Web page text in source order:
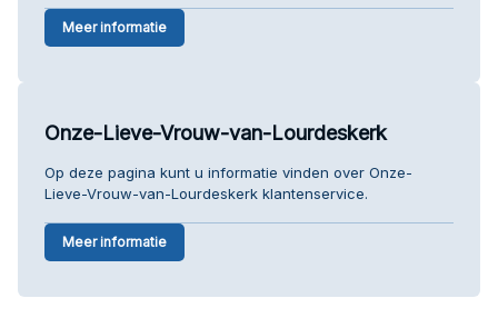
Meer informatie
Onze-Lieve-Vrouw-van-Lourdeskerk
Op deze pagina kunt u informatie vinden over Onze-
Lieve-Vrouw-van-Lourdeskerk klantenservice.
Meer informatie